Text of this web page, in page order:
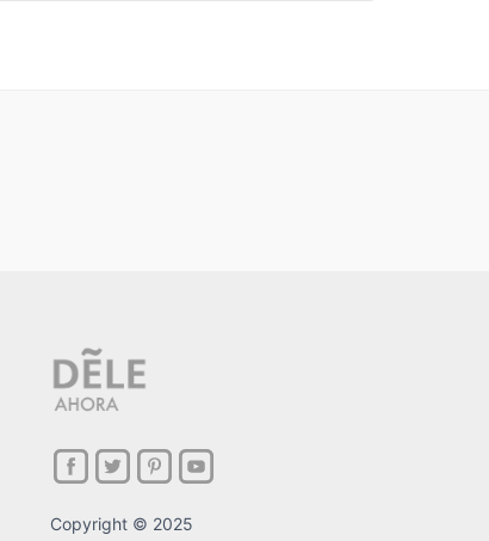
Copyright © 2025